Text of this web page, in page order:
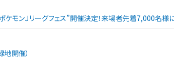
ケモンＪリーグフェス”開催決定！来場者先着7,000名様
地開催）